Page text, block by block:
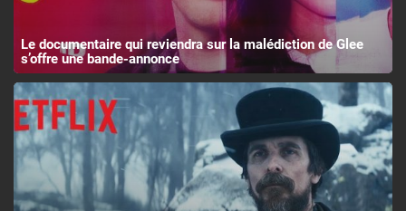
Le documentaire qui reviendra sur la malédiction de Glee
s’offre une bande-annonce